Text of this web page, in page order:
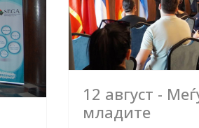
12 август -
младите